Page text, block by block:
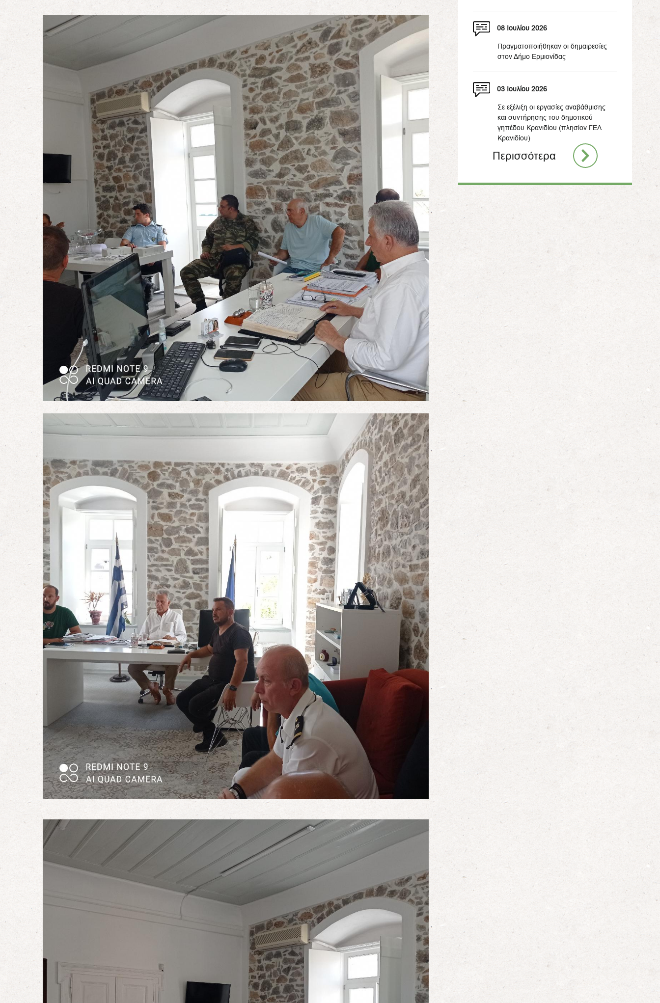
08 Ιουλίου 2026
Πραγματοποιήθηκαν οι δημαιρεσίες
στον Δήμο Ερμιονίδας
03 Ιουλίου 2026
Σε εξέλιξη οι εργασίες αναβάθμισης
και συντήρησης του δημοτικού
γηπέδου Κρανιδίου (πλησίον ΓΕΛ
Κρανιδίου)
Περισσότερα